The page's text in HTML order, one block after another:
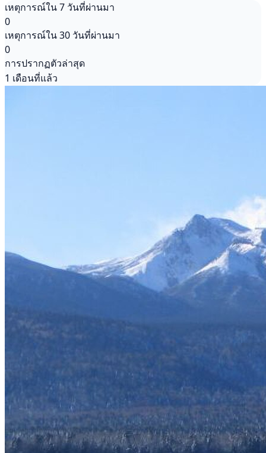
เหตุการณ์ใน 7 วันที่ผ่านมา
0
เหตุการณ์ใน 30 วันที่ผ่านมา
0
การปรากฏตัวล่าสุด
1 เดือนที่แล้ว